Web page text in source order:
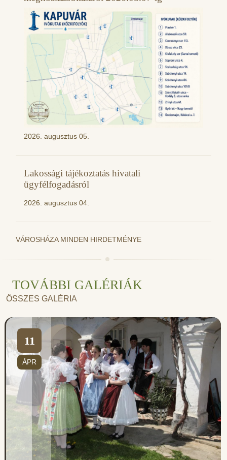
2026. augusztus 05.
Lakossági tájékoztatás hivatali
ügyfélfogadásról
2026. augusztus 04.
VÁROSHÁZA MINDEN HIRDETMÉNYE
TOVÁBBI GALÉRIÁK
ÖSSZES GALÉRIA
11
ÁPR